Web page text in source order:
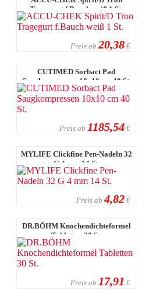
Tragegurt f.Bauch weiß 1 St.
Preis ab 20,38 €
CUTIMED Sorbact Pad
Saugkompressen 10x10 cm 40 St.
Preis ab 1185,54 €
MYLIFE Clickfine Pen-Nadeln 32
G 4 mm 14 St.
Preis ab 4,82 €
DR.BÖHM Knochendichteformel
Tabletten 30 St.
Preis ab 17,91 €